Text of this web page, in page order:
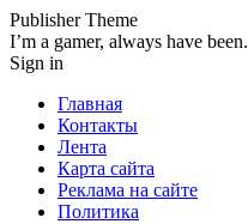
Publisher Theme
I’m a gamer, always have been.
Sign in
Главная
Контакты
Лента
Карта сайта
Реклама на сайте
Политика